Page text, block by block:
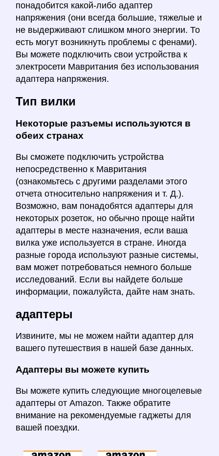
понадобится какой-либо адаптер
напряжения (они всегда большие, тяжелые и
не выдерживают слишком много энергии. То
есть могут возникнуть проблемы с фенами).
Вы можете подключить свои устройства к
электросети Мавритания без использования
адаптера напряжения.
Тип вилки
Некоторые разъемы используются в
обеих странах
Вы сможете подключить устройства
непосредственно к Мавритания
(ознакомьтесь с другими разделами этого
отчета относительно напряжения и т. Д.).
Возможно, вам понадобятся адаптеры для
некоторых розеток, но обычно проще найти
адаптеры в месте назначения, если ваша
вилка уже используется в стране. Иногда
разные города используют разные системы,
вам может потребоваться немного больше
исследований. Если вы найдете больше
информации, пожалуйста, дайте нам знать.
адаптеры
Извините, мы не можем найти адаптер для
вашего путешествия в нашей базе данных.
Адаптеры вы можете купить
Вы можете купить следующие многоцелевые
адаптеры от Amazon. Также обратите
внимание на рекомендуемые гаджеты для
вашей поездки.